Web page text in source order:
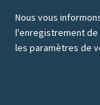
Nous vous
l'enregistrement
les paramètres de